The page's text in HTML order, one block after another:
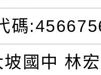
碼
國中 林